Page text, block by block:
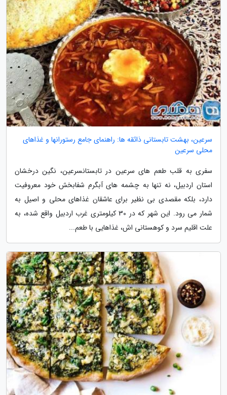
سرعین، بهشت تابستانی ذائقه ها: راهنمای جامع رستورانها و غذاهای
محلی سرعین
سفری به قلب طعم های سرعین در تابستانسرعین، نگین درخشان
استان اردبیل، نه تنها به چشمه های آبگرم شفابخش خود معروفیت
دارد، بلکه مقصدی بی نظیر برای عاشقان غذاهای محلی و اصیل به
شمار می رود. این شهر که در 30 کیلومتری غرب اردبیل واقع شده، به
علت اقلیم سرد و کوهستانی اش، غذاهایی با طعم...